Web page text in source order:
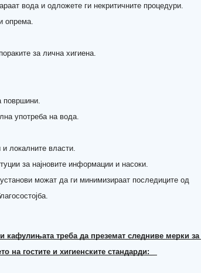
вода и одложете ги некритичните процедури.
опрема.
за лична хигиена.
површини.
употреба на вода.
и локалните власти.
за најновите информации и насоки.
можат да ги минимизираат последиците од
͟к͟а͟ф͟у͟л͟и͟њ͟а͟т͟а͟ ͟т͟р͟е͟б͟а͟ ͟д͟а͟ ͟п͟р͟е͟з͟е͟м͟а͟т͟ ͟с͟л͟е͟д͟н͟и͟в͟е͟ ͟м͟е͟р͟к͟и͟ ͟з͟а͟
͟н͟а͟ ͟г͟о͟с͟т͟и͟т͟е͟ ͟и͟ ͟х͟и͟г͟и͟е͟н͟с͟к͟и͟т͟е͟ ͟с͟т͟а͟н͟д͟а͟р͟д͟и͟:͟